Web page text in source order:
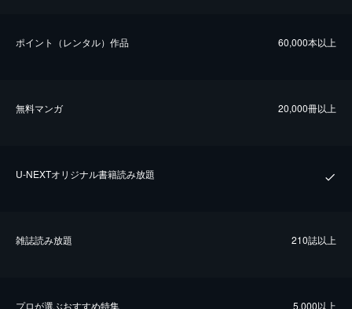
ポイント（レンタル）作品 60,000本以上
無料マンガ 20,000冊以上
U-NEXTオリジナル書籍読み放題
雑誌読み放題 210誌以上
プロが選ぶおすすめ特集 5,000以上